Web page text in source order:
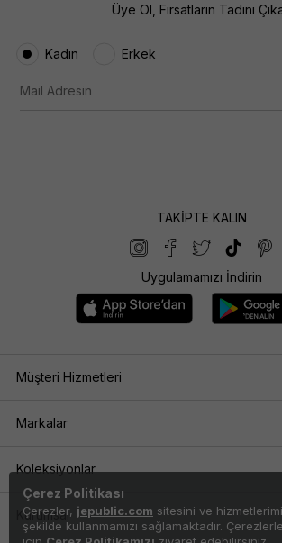
Üye Ol, Fırsatların Tadını
Kadın Erkek
TAKİPTE KALIN
Uygulamamızı İndirin
Müşteri Hizmetleri
Markalar
Koleksiyonlar
Kurumsal
Çerez Politikası
Çerezler, jepublic.com sitesini ve
şekilde kullanmamızı sağlamaktadır.